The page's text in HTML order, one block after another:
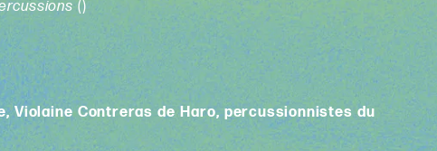
()
Violaine Contreras de Haro, percussionnistes du